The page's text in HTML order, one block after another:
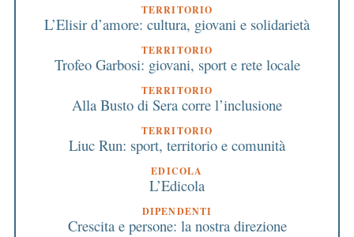
TERRITORIO
L’Elisir d’amore: cultura, giovani e solidarietà
TERRITORIO
Trofeo Garbosi: giovani, sport e rete locale
TERRITORIO
Alla Busto di Sera corre l’inclusione
TERRITORIO
Liuc Run: sport, territorio e comunità
EDICOLA
L’Edicola
DIPENDENTI
Crescita e persone: la nostra direzione